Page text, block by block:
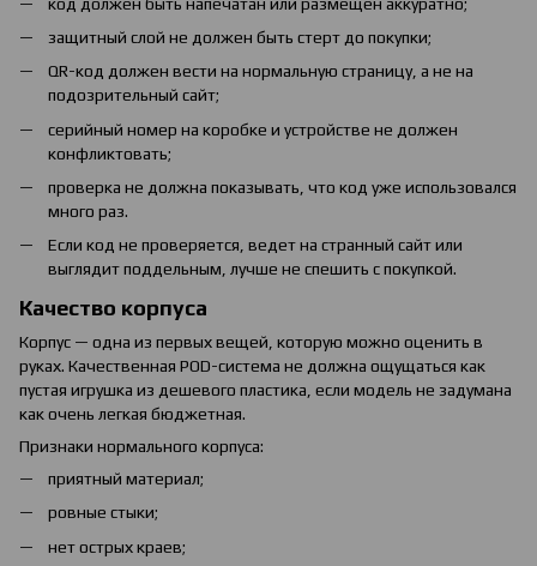
защитный слой не должен быть стерт до покупки;
QR-код должен вести на нормальную страницу, а не на
подозрительный сайт;
серийный номер на коробке и устройстве не должен
конфликтовать;
проверка не должна показывать, что код уже использовался
много раз.
Если код не проверяется, ведет на странный сайт или
выглядит поддельным, лучше не спешить с покупкой.
Качество корпуса
Корпус — одна из первых вещей, которую можно оценить в
руках. Качественная POD-система не должна ощущаться как
пустая игрушка из дешевого пластика, если модель не задумана
как очень легкая бюджетная.
Признаки нормального корпуса:
приятный материал;
ровные стыки;
нет острых краев;